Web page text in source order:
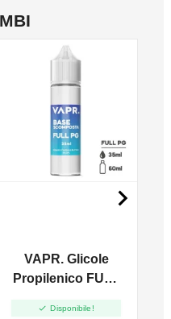
VAPR. Glicole
Propilenico FULL
 Disponibile!
